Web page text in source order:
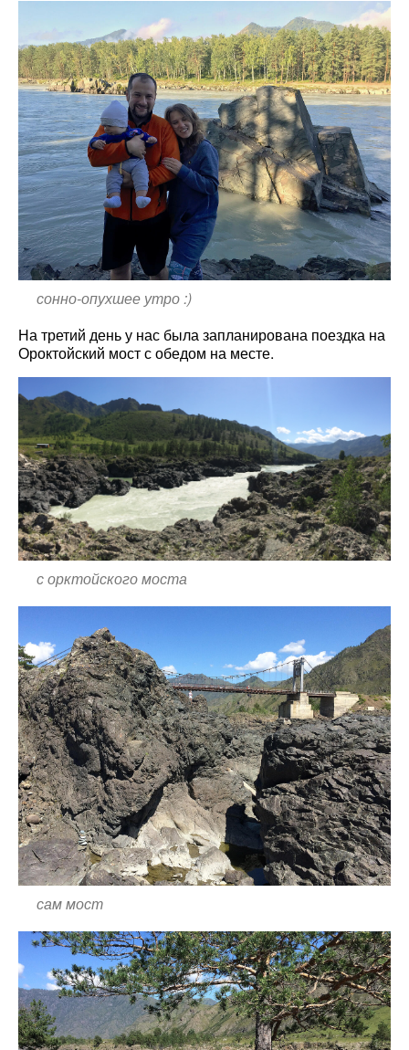
сонно-опухшее утро :)
На третий день у нас была запланирована поездка на
Ороктойский мост с обедом на месте.
с орктойского моста
сам мост